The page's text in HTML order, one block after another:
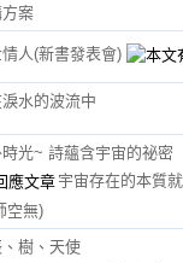
方案
情人(新書發表會)
水的波流中
時光~ 詩蘊含宇宙的祕密
宇宙存在的本質
空無)
、樹、天使